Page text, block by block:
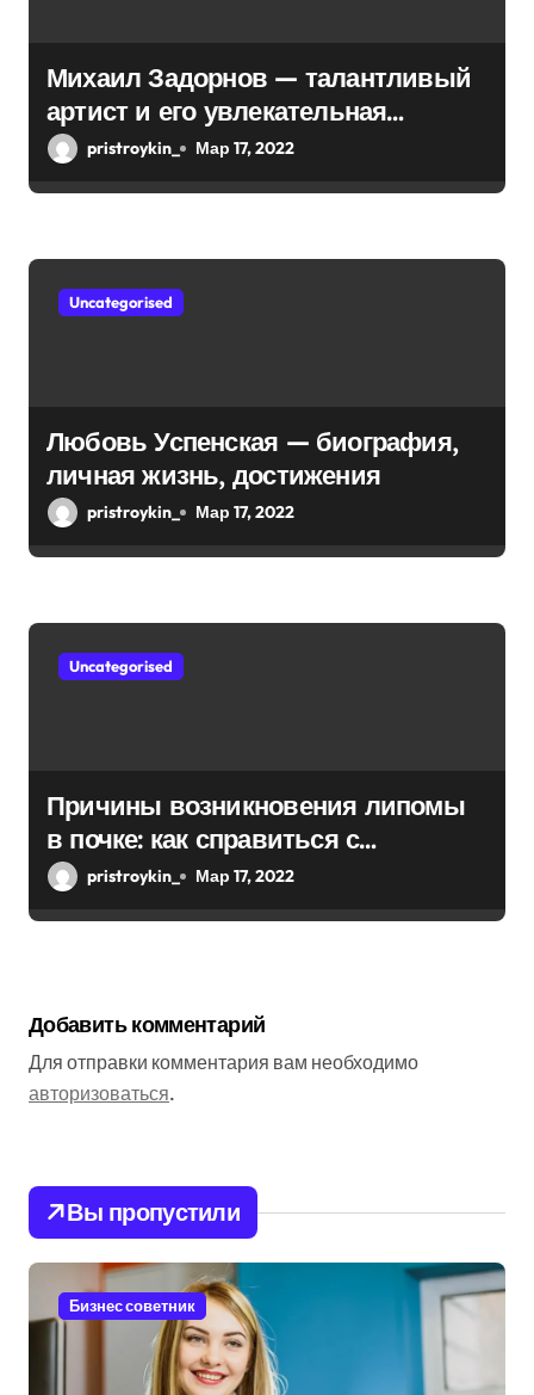
и
с
я
м
Михаил Задорнов — талантливый
артист и его увлекательная
биография — выдающиеся
pristroykin_ Мар 17, 2022
Uncategorised
Любовь Успенская — биография,
личная жизнь, достижения
pristroykin_ Мар 17, 2022
Uncategorised
Причины возникновения липомы
в почке: как справиться с
болезнью
pristroykin_ Мар 17, 2022
Добавить комментарий
Для отправки комментария вам необходимо
авторизоваться.
Вы пропустили
Бизнес советник